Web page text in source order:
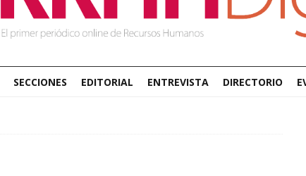
SECCIONES EDITORIAL ENTREVISTA DIRECTORIO